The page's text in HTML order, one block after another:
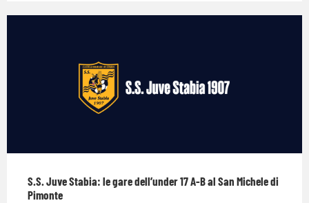
S.S. Juve Stabia: le gare dell’under 17 A-B al San Michele di
Pimonte